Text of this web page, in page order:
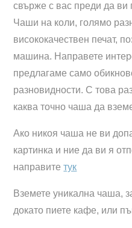
свърже с вас преди да ви
Чаши на коли, голямо
висококачествен печат,
машина. Направете
предлагаме само
разновидности. С това
каква точно чаша да
Ако никоя чаша не ви
картинка и ние да ви я
направитетук
Вземете уникална чаша,
докато пиете кафе, или